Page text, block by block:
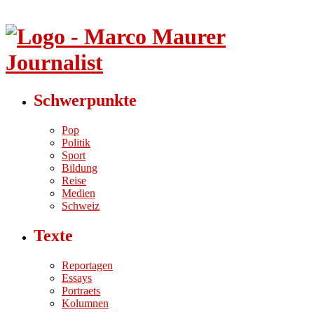
Schwerpunkte
Pop
Politik
Sport
Bildung
Reise
Medien
Schweiz
Texte
Reportagen
Essays
Portraets
Kolumnen